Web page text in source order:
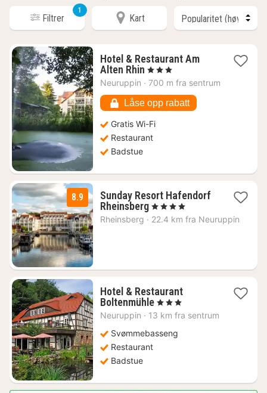
Filtrer
1
Kart
Hotel & Restaurant Am
Alten Rhin 1
natt
1103
kr.
, 3 Stjerner
Neuruppin · 700 m fra sentrum
Låse opp rabatt
Gratis Wi-Fi
Restaurant
Badstue
8.9
Sunday Resort Hafendorf
Rheinsberg2
netter
, 4 Stjerner
Rheinsberg · 22.4 km fra Neuruppin
Hotel & Restaurant
Boltenmühle1
natt
1147
, 3 Stjerner
Neuruppin · 13 km fra sentrum
Svømmebasseng
Restaurant
Badstue